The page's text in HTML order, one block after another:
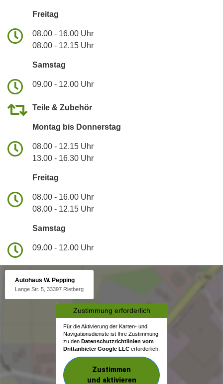
Freitag
08.00 - 16.00 Uhr
08.00 - 12.15 Uhr
Samstag
09.00 - 12.00 Uhr
Teile & Zubehör
Montag bis Donnerstag
08.00 - 12.15 Uhr
13.00 - 16.30 Uhr
Freitag
08.00 - 16.00 Uhr
08.00 - 12.15 Uhr
Samstag
09.00 - 12.00 Uhr
Autohaus W. Pepping
Lange Str. 5, 33397 Rietberg
Zustimmung erforderlich
Für die Aktivierung der Karten- und
Navigationsdienste ist Ihre Zustimmung
zu den Datenschutzrichtlinien vom
Drittanbieter Google LLC erforderlich.
Zustimmen
und aktivieren